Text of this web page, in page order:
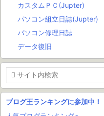
カスタムＰＣ(Jupter)
パソコン組立日誌(Jupter)
パソコン修理日誌
データ復旧
ブログ王ランキングに参加中！